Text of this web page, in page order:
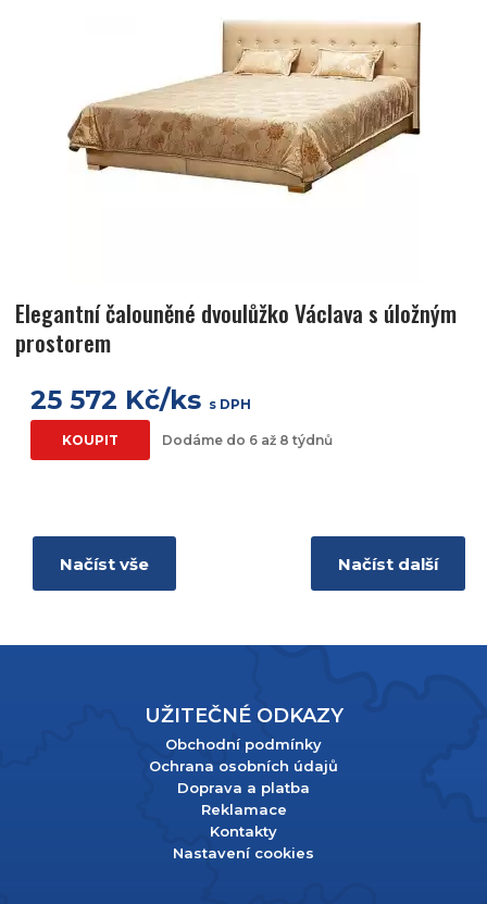
Elegantní čalouněné dvoulůžko Václava s úložným
prostorem
25 572 Kč/ks s DPH
KOUPIT Dodáme do 6 až 8 týdnů
Načíst vše Načíst další
UŽITEČNÉ ODKAZY
Obchodní podmínky
Ochrana osobních údajů
Doprava a platba
Reklamace
Kontakty
Nastavení cookies